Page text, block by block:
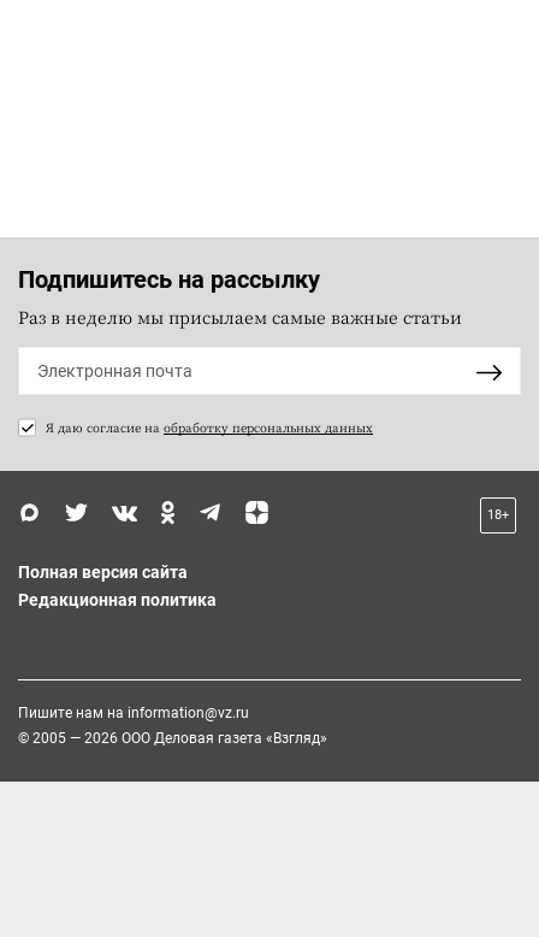
Подпишитесь на рассылку
Раз в неделю мы присылаем самые важные статьи
Я даю согласие на обработку персональных данных
18+
Полная версия сайта
Редакционная политика
Пишите нам на information@vz.ru
© 2005 — 2026 ООО Деловая газета «Взгляд»